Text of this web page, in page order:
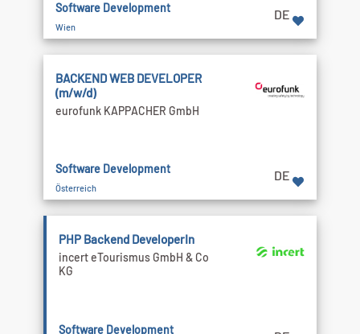
Software Development
Wien
DE
BACKEND WEB DEVELOPER
(m/w/d)
eurofunk KAPPACHER GmbH
Software Development
Österreich
DE
PHP Backend DeveloperIn
incert eTourismus GmbH & Co
KG
Software Development